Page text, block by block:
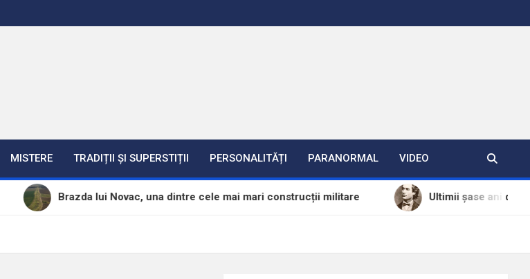
MISTERE TRADIȚII ȘI SUPERSTIȚII PERSONALITĂȚI PARANORMAL VIDEO
Brazda lui Novac, una dintre cele mai mari construcții militare Ultimii șase ani de calvar din